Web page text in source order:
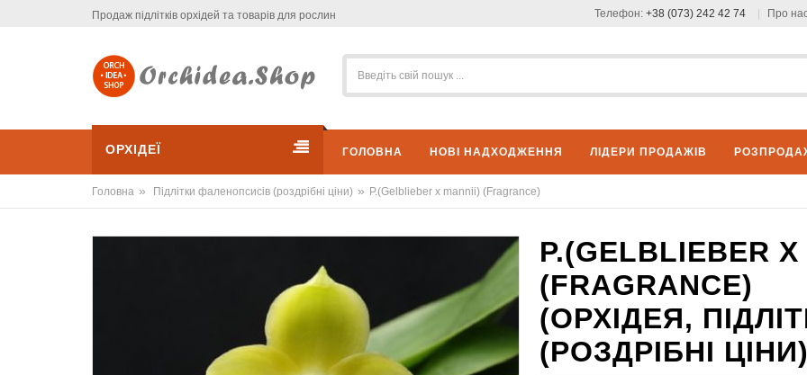
Продаж підлітків орхідей та товарів для рослин Телефон: +38 (073) 242 42 74 Про
ОРХІДЕЇ ГОЛОВНА НОВІ НАДХОДЖЕННЯ ЛІДЕРИ ПРОДАЖІВ
Головна » Підлітки фаленопсисів (роздрібні ціни) » P.(Gelblieber x mannii) (Fragrance)
P.(GELBLIEBER
(FRAGRANCE)
(ОРХІДЕЯ,
(РОЗДРІБНІ